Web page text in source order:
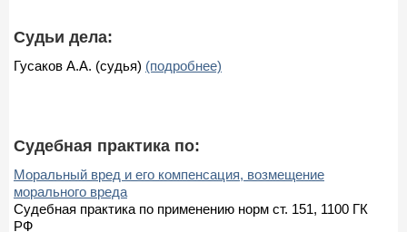
Судьи дела:
Гусаков А.А. (судья) (подробнее)
Судебная практика по:
Моральный вред и его компенсация, возмещение
морального вреда
Судебная практика по применению норм ст. 151, 1100 ГК
РФ